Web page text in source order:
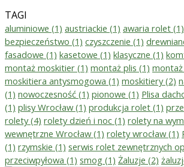
TAGI
aluminiowe (1) austriackie (1) awaria rolet (1)
bezpieczeństwo (1) czyszczenie (1)
fasadowe (1) kasetowe (1) klasyczne (1)
montaż moskitier (1) montaż plis (1)
moskitiera antysmogowa (1) moskitiery(2)
(1) nowoczesność (1) pionowe (1) Plisa
(1) plisy Wrocław (1) produkcja rolet (1)
rolety(4) rolety dzień i noc (1) rolety na
wewnętrzne Wrocław (1) rolety wrocław (1)
(1) rzymskie (1) serwis rolet zewnętrznych
przeciwpyłowa (1) smog (1) Żaluzje (2)